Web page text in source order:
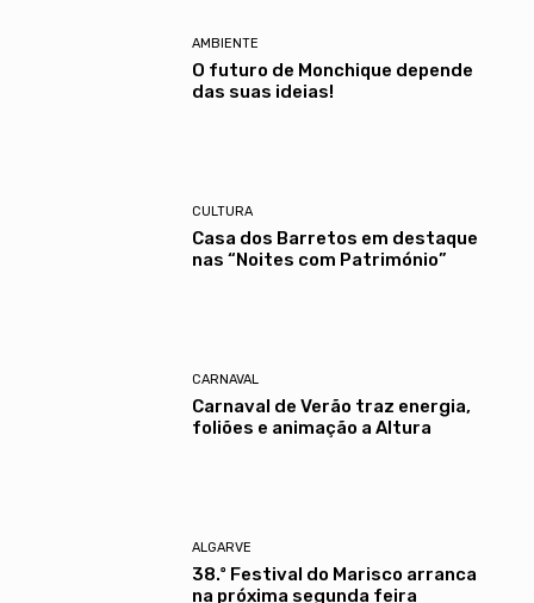
AMBIENTE
O futuro de Monchique depende
das suas ideias!
CULTURA
Casa dos Barretos em destaque
nas “Noites com Património”
CARNAVAL
Carnaval de Verão traz energia,
foliões e animação a Altura
ALGARVE
38.º Festival do Marisco arranca
na próxima segunda feira